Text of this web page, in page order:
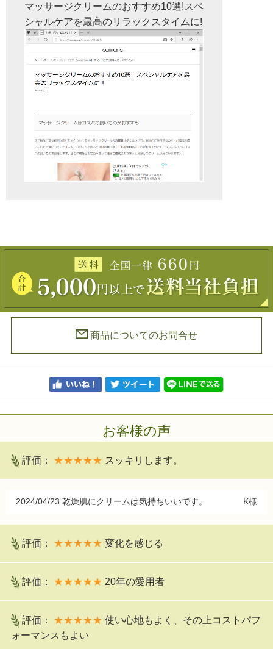
マッサージクリームのおすすめ10選!スペ
シャルケアを最高のリラックスタイムに!
商品についてのお問合せ
お客様の声
評価： ★★★★★ スッキリします。
2024/04/23乾燥肌にクリームは気持ちいいです。 K様
評価： ★★★★★ 変化を感じる
評価： ★★★★★ 20年の愛用者
評価： ★★★★★ 使い心地もよく、その上コストパフ
ォーマンスもよい